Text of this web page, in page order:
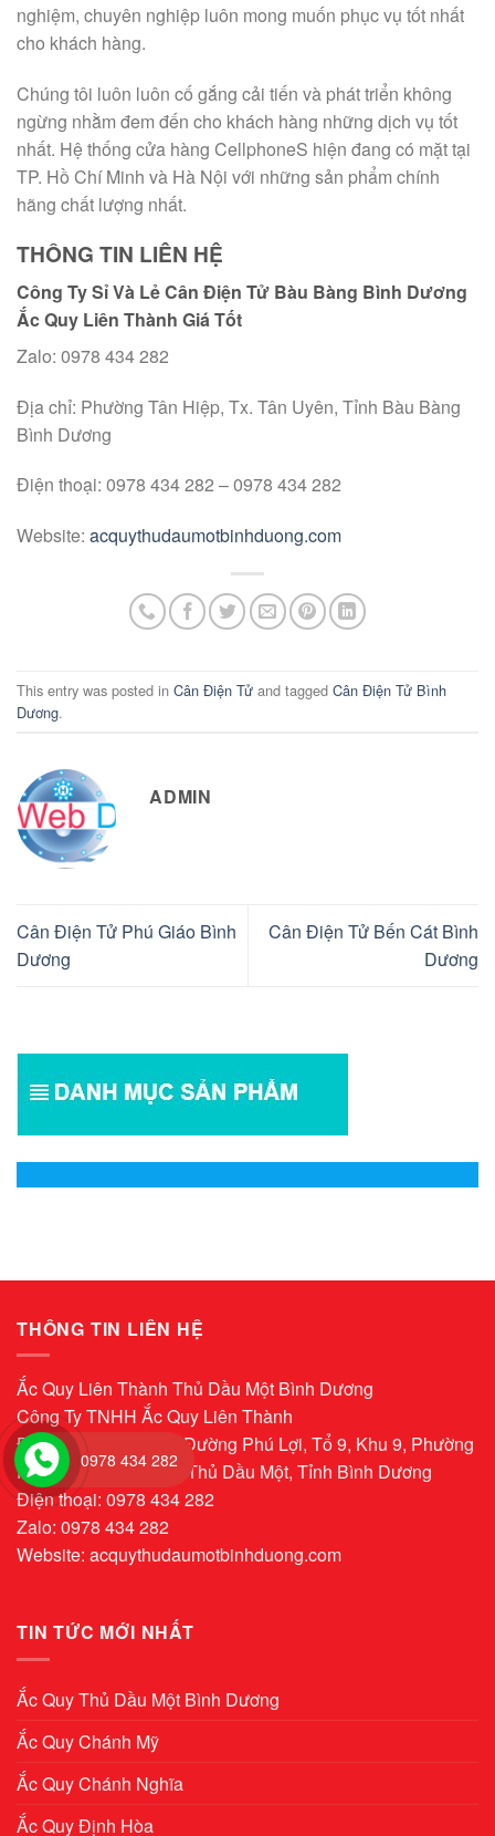
nghiệm, chuyên nghiệp luôn mong muốn phục vụ tốt nhất
cho khách hàng.
Chúng tôi luôn luôn cố gắng cải tiến và phát triển không
ngừng nhằm đem đến cho khách hàng những dịch vụ tốt
nhất. Hệ thống cửa hàng CellphoneS hiện đang có mặt tại
TP. Hồ Chí Minh và Hà Nội với những sản phẩm chính
hãng chất lượng nhất.
THÔNG TIN LIÊN HỆ
Công Ty Sỉ Và Lẻ Cân Điện Tử Bàu Bàng Bình Dương
Ắc Quy Liên Thành Giá Tốt
Zalo: 0978 434 282
Địa chỉ: Phường Tân Hiệp, Tx. Tân Uyên, Tỉnh Bàu Bàng
Bình Dương
Điện thoại: 0978 434 282 – 0978 434 282
Website: acquythudaumotbinhduong.com
This entry was posted in Cân Điện Tử and tagged Cân Điện Tử Bình
Dương.
ADMIN
Cân Điện Tử Phú Giáo Bình
Dương
Cân Điện Tử Bến Cát Bình
Dương
THÔNG TIN LIÊN HỆ
Ắc Quy Liên Thành Thủ Dầu Một Bình Dương
Công Ty TNHH Ắc Quy Liên Thành
Địa chỉ: Số Nhà 712, Đường Phú Lợi, Tổ 9, Khu 9, Phường
Phú Hoà, Thành Phố Thủ Dầu Một, Tỉnh Bình Dương
Điện thoại: 0978 434 282
Zalo: 0978 434 282
Website: acquythudaumotbinhduong.com
TIN TỨC MỚI NHẤT
Ắc Quy Thủ Dầu Một Bình Dương
Ắc Quy Chánh Mỹ
Ắc Quy Chánh Nghĩa
Ắc Quy Định Hòa
0978 434 282